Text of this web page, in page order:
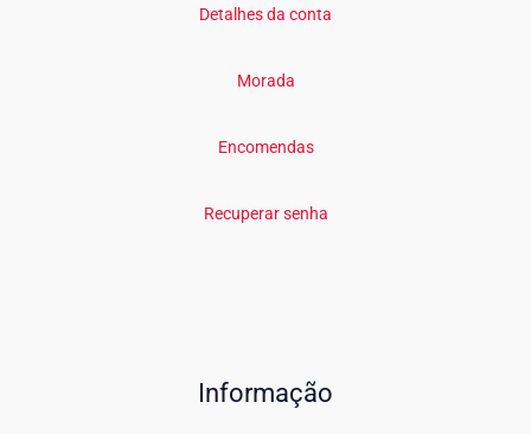
Detalhes da conta
Morada
Encomendas
Recuperar senha
Informação